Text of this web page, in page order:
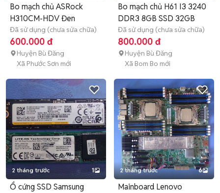
Bo mạch chủ ASRock
H310CM-HDV Đen
Đã sử dụng (chưa sửa chữa)
600.000 đ
Huyện Bù Đăng
Xã Phước Sơn mới
Bo mạch chủ H61 I3 3240
DDR3 8GB SSD 32GB
Đã sử dụng (chưa sửa chữa)
800.000 đ
Huyện Bù Đăng
Xã Bom Bo mới
2 tháng trước 1
Ổ cứng SSD Samsung
2 tháng trước 6
Mainboard Lenovo